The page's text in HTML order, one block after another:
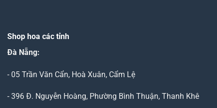
Shop hoa các tỉnh
Đà Nẵng:
- 05 Trần Văn Cẩn, Hoà Xuân, Cẩm Lệ
- 396 Đ. Nguyễn Hoàng, Phường Bình Thuận, Thanh Khê